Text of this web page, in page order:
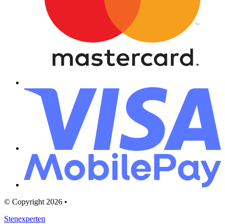
© Copyright 2026 •
Stenexperten